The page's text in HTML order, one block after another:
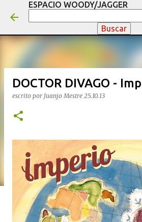
Ir al contenido
ESPACIO WOODY/JAGGER
DOCTOR DIVAGO -
escrito por Juanjo Mestre 25.10.13